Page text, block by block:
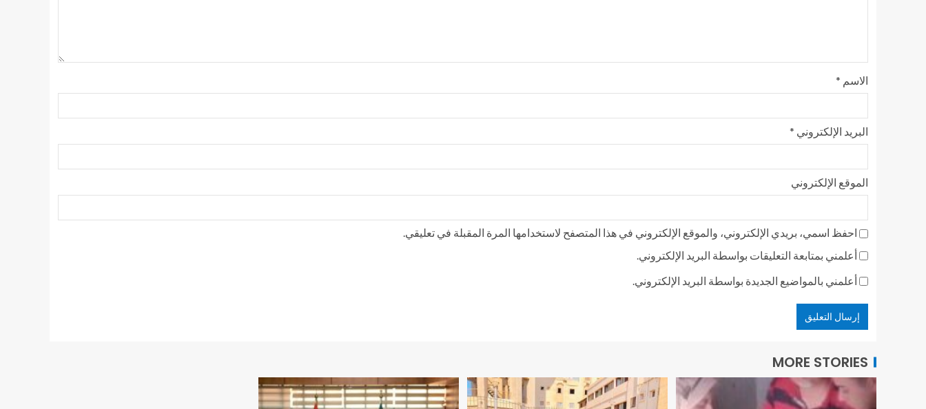
الاسم *
البريد الإلكتروني *
الموقع الإلكتروني
احفظ اسمي، بريدي الإلكتروني، والموقع الإلكتروني في هذا المتصفح لاستخدامها المرة المقبلة في تعليقي.
أعلمني بمتابعة التعليقات بواسطة البريد الإلكتروني.
أعلمني بالمواضيع الجديدة بواسطة البريد الإلكتروني.
MORE STORIES